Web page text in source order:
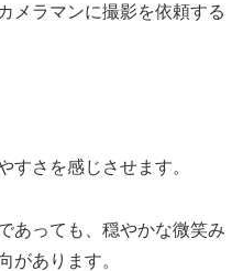
メラマンに撮影を依頼する
すさを感じさせます。
あっても、穏やかな微笑み
があります。